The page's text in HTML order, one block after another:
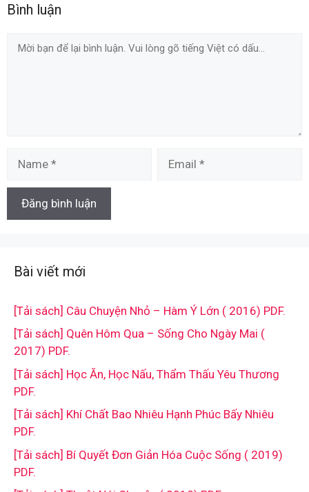
Bình luận
Comment
Bài viết mới
[Tải sách] Câu Chuyện Nhỏ – Hàm Ý Lớn ( 2016) PDF.
[Tải sách] Quên Hôm Qua – Sống Cho Ngày Mai (
2017) PDF.
[Tải sách] Học Ăn, Học Nấu, Thẩm Thấu Yêu Thương
PDF.
[Tải sách] Khí Chất Bao Nhiêu Hạnh Phúc Bấy Nhiêu
PDF.
[Tải sách] Bí Quyết Đơn Giản Hóa Cuộc Sống ( 2019)
PDF.